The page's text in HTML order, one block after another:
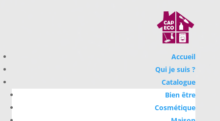
Accueil
Qui je suis ?
Catalogue
Bien être
Cosmétique